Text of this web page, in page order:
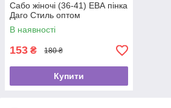
Сабо жіночі (36-41) ЕВА пінка
Даго Стиль оптом
В наявності
153 ₴ 180 ₴
Купити